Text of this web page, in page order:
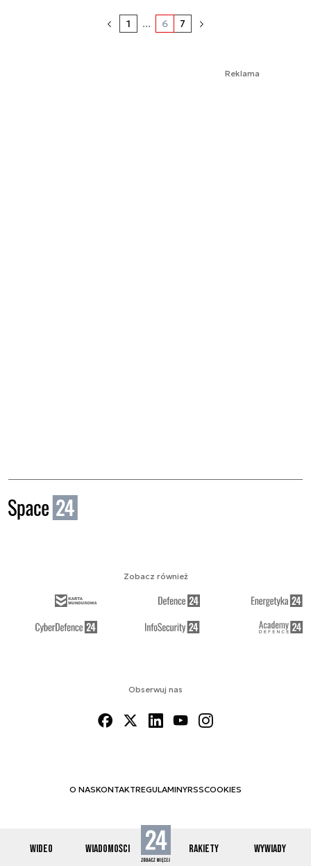
WIDEO WIADOMOŚCI RAKIETY WYWIADY
1 ... 6 7
Reklama
Obserwuj nas
O NASKONTAKTREGULAMINYRSSCOOKIES
Zobacz również
© 2012-2026 SPACE24